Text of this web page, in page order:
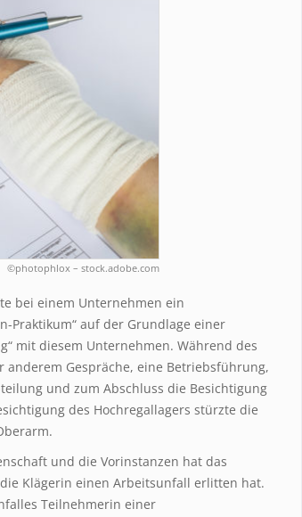
©photophlox – stock.adobe.com
bei einem Unternehmen ein
Praktikum“ auf der Grundlage einer
mit diesem Unternehmen. Während des
anderem Gespräche, eine Betriebsführung,
und zum Abschluss die Besichtigung
des Hochregallagers stürzte die
und die Vorinstanzen hat das
Klägerin einen Arbeitsunfall erlitten hat.
Teilnehmerin einer